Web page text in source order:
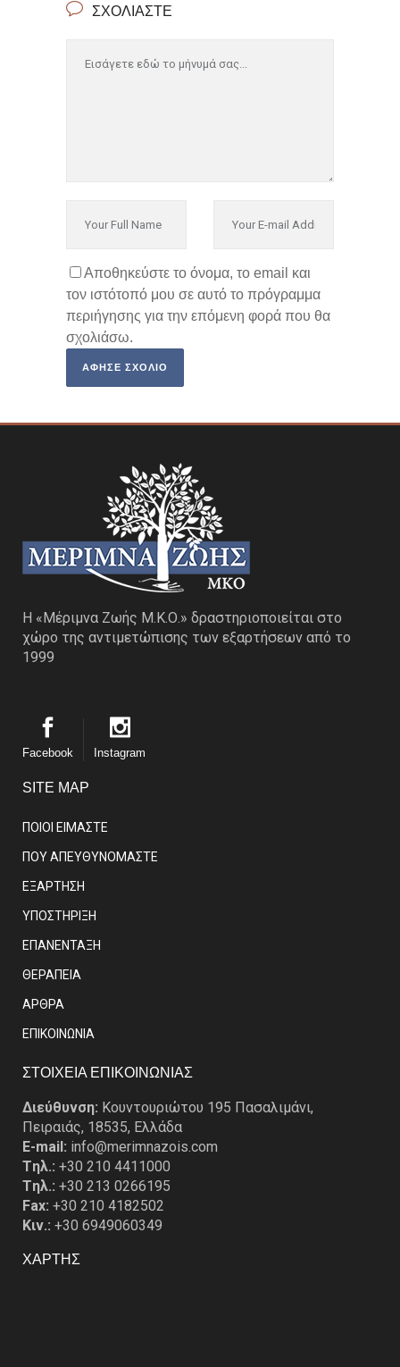
ΣΧΟΛΙΆΣΤΕ
Αποθηκεύστε το όνομα, το email και
τον ιστότοπό μου σε αυτό το πρόγραμμα
περιήγησης για την επόμενη φορά που θα
σχολιάσω.
Η «Μέριμνα Ζωής Μ.Κ.Ο.» δραστηριοποιείται στο
χώρο της αντιμετώπισης των εξαρτήσεων από το
1999
Facebook Instagram
SITE MAP
ΠΟΙΟΙ ΕΙΜΑΣΤE
ΠΟΥ ΑΠΕΥΘΥΝΟΜΑΣΤΕ
ΕΞΑΡΤΗΣΗ
ΥΠΟΣΤΗΡΙΞΗ
ΕΠΑΝΕΝΤΑΞΗ
ΘΕΡΑΠΕΙΑ
ΑΡΘΡΑ
EΠΙΚΟΙΝΩΝΙΑ
ΣΤΟΙΧΕΙΑ ΕΠΙΚΟΙΝΩΝΙΑΣ
Διεύθυνση: Κουντουριώτου 195 Πασαλιμάνι,
Πειραιάς, 18535, Ελλάδα
E-mail: info@merimnazois.com
Tηλ.: +30 210 4411000
Tηλ.: +30 213 0266195
Fax: +30 210 4182502
Κιν.: +30 6949060349
ΧΑΡΤΗΣ